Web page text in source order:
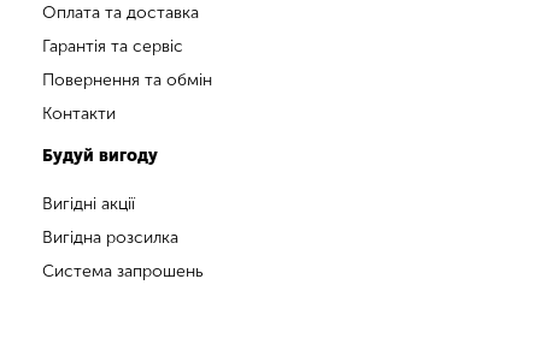
Оплата та доставка
Гарантія та сервіс
Повернення та обмін
Контакти
Будуй вигоду
Вигідні акції
Вигідна розсилка
Система запрошень